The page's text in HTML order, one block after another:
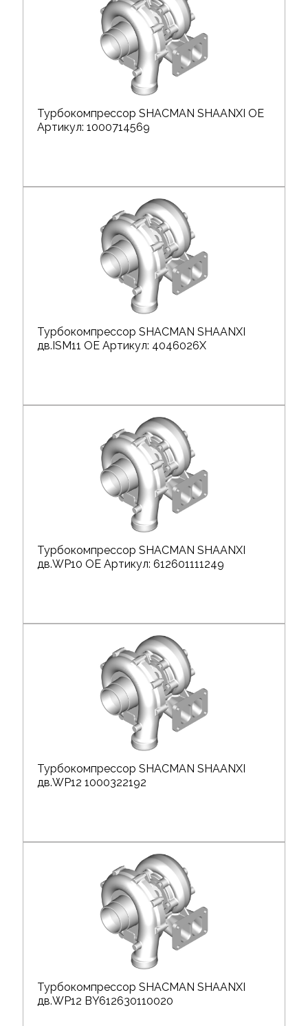
Турбокомпрессор SHACMAN SHAANXI OE
Артикул: 1000714569
Турбокомпрессор SHACMAN SHAANXI
дв.ISM11 OE Артикул: 4046026X
Турбокомпрессор SHACMAN SHAANXI
дв.WP10 OE Артикул: 612601111249
Турбокомпрессор SHACMAN SHAANXI
дв.WP12 1000322192
Турбокомпрессор SHACMAN SHAANXI
дв.WP12 BY612630110020